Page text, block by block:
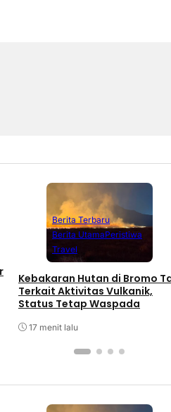
Berita Terbaru
Berita UtamaPeristiwa
Travel
Kebakaran Hutan di Bromo
Terkait Aktivitas Vulkanik,
Status Tetap Waspada
17 menit lalu